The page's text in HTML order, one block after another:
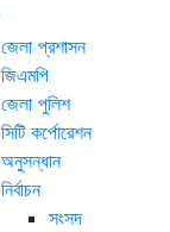
জেলা প্রশাসন
জিএমপি
জেলা পুলিশ
সিটি কর্পোরেশন
অনুসন্ধান
নির্বাচন
সংসদ